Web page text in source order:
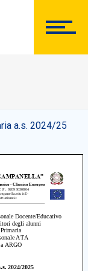
a.s. 2024/25